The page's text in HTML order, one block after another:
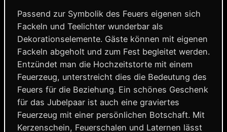
Passend zur Symbolik des Feuers eigenen sich
Fackeln und Teelichter wunderbar als
Dekorationselemente. Gäste können mit eigenen
Fackeln abgeholt und zum Fest begleitet werden.
Entzündet man die Hochzeitstorte mit einem
Feuerzeug, unterstreicht dies die Bedeutung des
Feuers für die Beziehung. Ein schönes Geschenk
für das Jubelpaar ist auch eine graviertes
Feuerzeug mit einer persönlichen Botschaft. Mit
Kerzenschein, Feuerschalen und Laternen lässt